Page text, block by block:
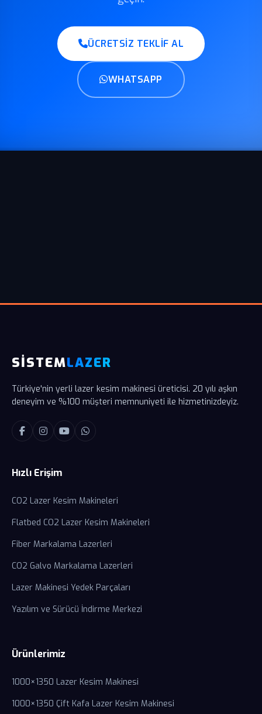
ÜCRETSIZ TEKLIF AL
WHATSAPP
SİSTEMLAZER
Türkiye'nin yerli lazer kesim makinesi üreticisi. 20 yılı aşkın
deneyim ve %100 müşteri memnuniyeti ile hizmetinizdeyiz.
Hızlı Erişim
CO2 Lazer Kesim Makineleri
Flatbed CO2 Lazer Kesim Makineleri
Fiber Markalama Lazerleri
CO2 Galvo Markalama Lazerleri
Lazer Makinesi Yedek Parçaları
Yazılım ve Sürücü İndirme Merkezi
Ürünlerimiz
1000×1350 Lazer Kesim Makinesi
1000×1350 Çift Kafa Lazer Kesim Makinesi